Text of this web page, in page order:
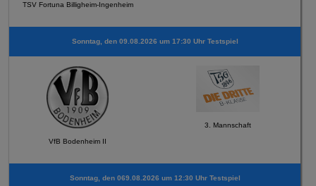
TSV Fortuna Billigheim-Ingenheim
Sonntag, den 09.08.2026 um 17:30 Uhr Testspiel
VfB Bodenheim II
3. Mannschaft
Sonntag, den 069.08.2026 um 12:30 Uhr Testspiel